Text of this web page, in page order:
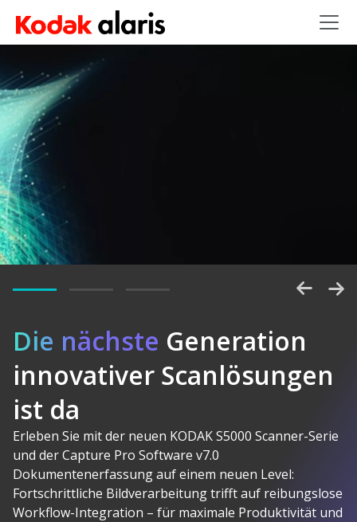
Skip to main content
Die nächste Generation
innovativer Scanlösungen
ist da
Erleben Sie mit der neuen KODAK S5000 Scanner-Serie
und der Capture Pro Software v7.0
Dokumentenerfassung auf einem neuen Level:
Fortschrittliche Bildverarbeitung trifft auf reibungslose
Workflow-Integration – für maximale Produktivität und
AI-gestützte
Entsperren
macht Sinn
Software erkunden Scanner erkunden